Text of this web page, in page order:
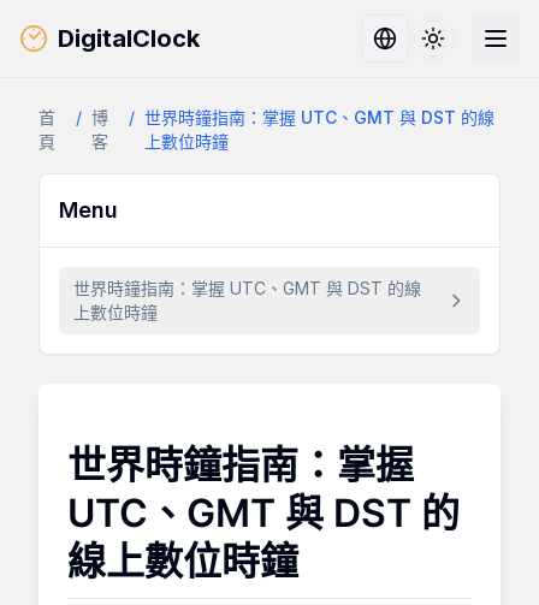
DigitalClock Toggle
首
頁
/ 博
客
/ 世界時鐘指南：掌握 UTC、GMT 與 DST 的線
上數位時鐘
Menu
世界時鐘指南：掌握 UTC、GMT 與 DST 的線
上數位時鐘
世界時鐘指南：掌握
UTC、GMT 與 DST 的
線上數位時鐘